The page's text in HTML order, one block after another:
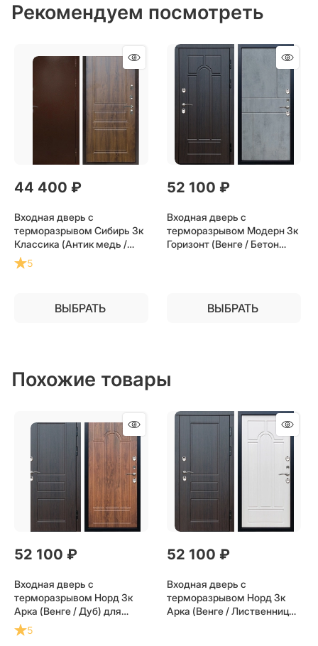
Рекомендуем посмотреть
44 400 ₽
Входная дверь с
терморазрывом Сибирь 3к
Классика (Антик медь /
Дуб) для частного
загородного дома и дачи
5
ВЫБРАТЬ
52 100 ₽
Входная дверь с
терморазрывом Модерн 3к
Горизонт (Венге / Бетон
ВЫБРАТЬ
Похожие товары
52 100 ₽
Входная дверь с
терморазрывом Норд 3к
Арка (Венге / Дуб) для
частного загородного дома
и дачи
5
52 100 ₽
Входная дверь с
терморазрывом Норд 3к
Арка (Венге / Лиственница)